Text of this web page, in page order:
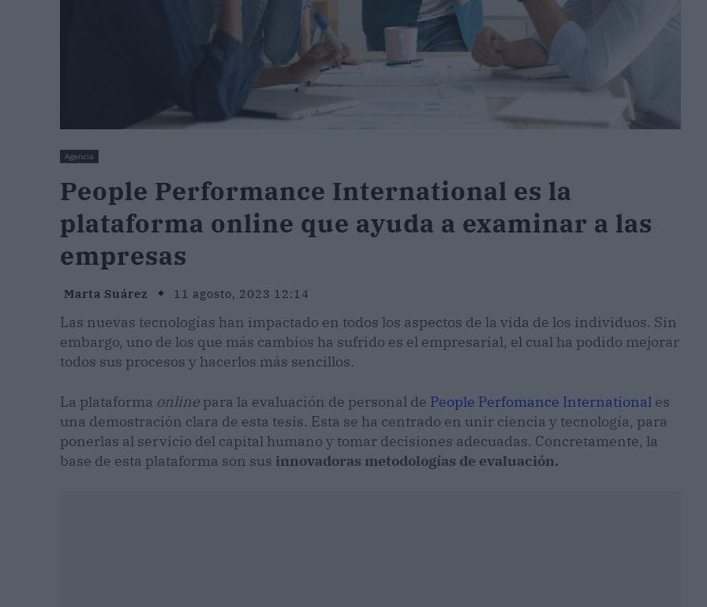
Agencia
People Performance International es la
plataforma online que ayuda a examinar a las
empresas
Marta Suárez 11 agosto, 2023 12:14
Las nuevas tecnologías han impactado en todos los aspectos de la vida de los individuos. Sin
embargo, uno de los que más cambios ha sufrido es el empresarial, el cual ha podido mejorar
todos sus procesos y hacerlos más sencillos.
La plataforma online para la evaluación de personal de People Perfomance International es
una demostración clara de esta tesis. Esta se ha centrado en unir ciencia y tecnología, para
ponerlas al servicio del capital humano y tomar decisiones adecuadas. Concretamente, la
base de esta plataforma son sus innovadoras metodologías de evaluación.